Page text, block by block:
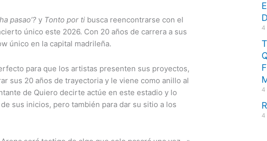
pasao’? y Tonto por ti busca reencontrarse con el
único este 2026. Con 20 años de carrera a sus
único en la capital madrileña.
para que los artistas presenten sus proyectos,
sus 20 años de trayectoria y le viene como anillo al
de Quiero decirte actúe en este estadio y lo
sus inicios, pero también para dar su sitio a los
4
4
4